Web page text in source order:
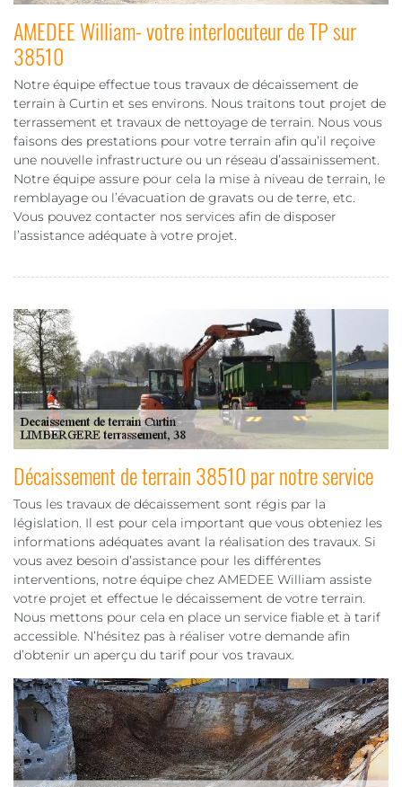
AMEDEE William- votre interlocuteur de TP sur
38510
Notre équipe effectue tous travaux de décaissement de
terrain à Curtin et ses environs. Nous traitons tout projet de
terrassement et travaux de nettoyage de terrain. Nous vous
faisons des prestations pour votre terrain afin qu’il reçoive
une nouvelle infrastructure ou un réseau d’assainissement.
Notre équipe assure pour cela la mise à niveau de terrain, le
remblayage ou l’évacuation de gravats ou de terre, etc.
Vous pouvez contacter nos services afin de disposer
l’assistance adéquate à votre projet.
Décaissement de terrain 38510 par notre service
Tous les travaux de décaissement sont régis par la
législation. Il est pour cela important que vous obteniez les
informations adéquates avant la réalisation des travaux. Si
vous avez besoin d’assistance pour les différentes
interventions, notre équipe chez AMEDEE William assiste
votre projet et effectue le décaissement de votre terrain.
Nous mettons pour cela en place un service fiable et à tarif
accessible. N’hésitez pas à réaliser votre demande afin
d’obtenir un aperçu du tarif pour vos travaux.